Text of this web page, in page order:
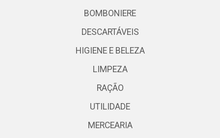
BOMBONIERE
DESCARTÁVEIS
HIGIENE E BELEZA
LIMPEZA
RAÇÃO
UTILIDADE
MERCEARIA